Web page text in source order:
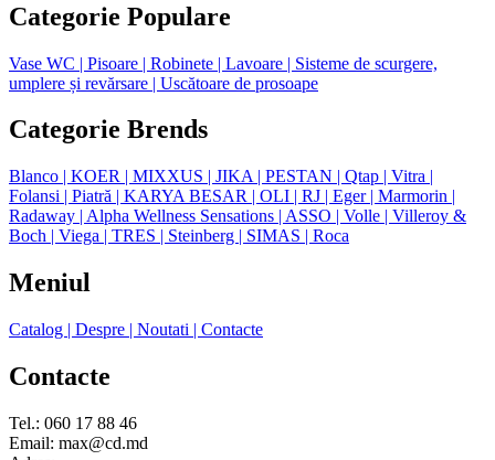
Categorie Populare
Vase WC | Pisoare | Robinete | Lavoare | Sisteme de scurgere,
umplere și revărsare | Uscătoare de prosoape
Categorie Brends
Blanco | KOER | MIXXUS | JIKA | PESTAN | Qtap | Vitra |
Folansi | Piatră | KARYA BESAR | OLI | RJ | Eger | Marmorin |
Radaway | Alpha Wellness Sensations | ASSO | Volle | Villeroy &
Boch | Viega | TRES | Steinberg | SIMAS | Roca
Meniul
Catalog | Despre | Noutati | Contacte
Contacte
Tel.: 060 17 88 46
Email: max@cd.md